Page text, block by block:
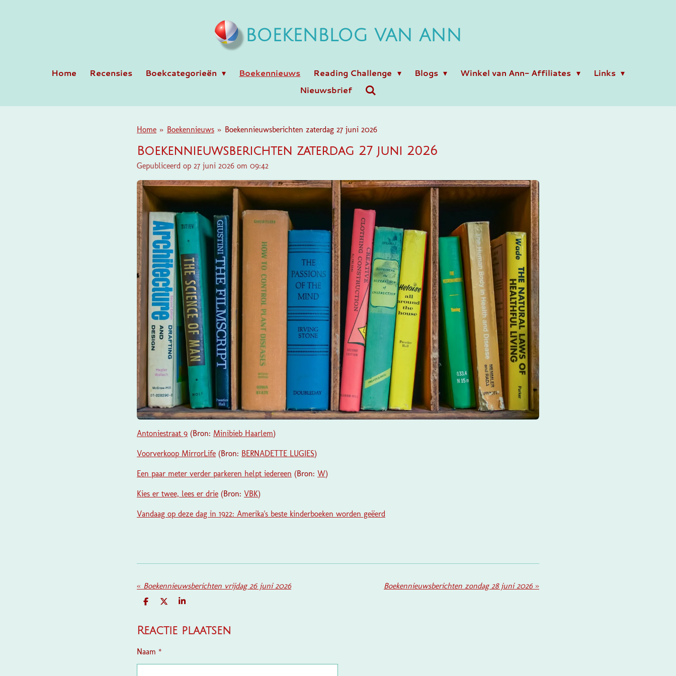
BOEKENBLOG VAN ANN
Home Recensies Boekcategorieën Boekennieuws Reading Challenge Blogs Winkel van Ann- Affiliates
Links
Nieuwsbrief
Home » Boekennieuws » Boekennieuwsberichten zaterdag 27 juni 2026
Boekennieuwsberichten zaterdag 27 juni 2026
Gepubliceerd op 27 juni 2026 om 09:42
Antoniestraat 9 (Bron: Minibieb Haarlem)
Voorverkoop MirrorLife (Bron: BERNADETTE LUGIES)
Een paar meter verder parkeren helpt iedereen (Bron: W)
Kies er twee, lees er drie (Bron: VBK)
Vandaag op deze dag in 1922: Amerika's beste kinderboeken worden geëerd
« Boekennieuwsberichten vrijdag 26 juni 2026 Boekennieuwsberichten zondag 28 juni 2026 »
D
E
N
D
L
S
R
E
Reactie plaatsen
Naam *